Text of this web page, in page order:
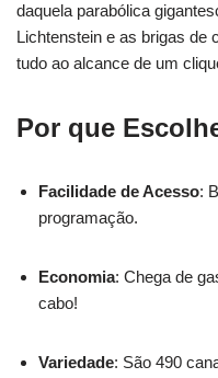
daquela parabólica
Lichtenstein e as brigas de
tudo ao alcance de um
Por que
Facilidade de Acesso:
programação.
Economia: Chega de
cabo!
Variedade: São 490